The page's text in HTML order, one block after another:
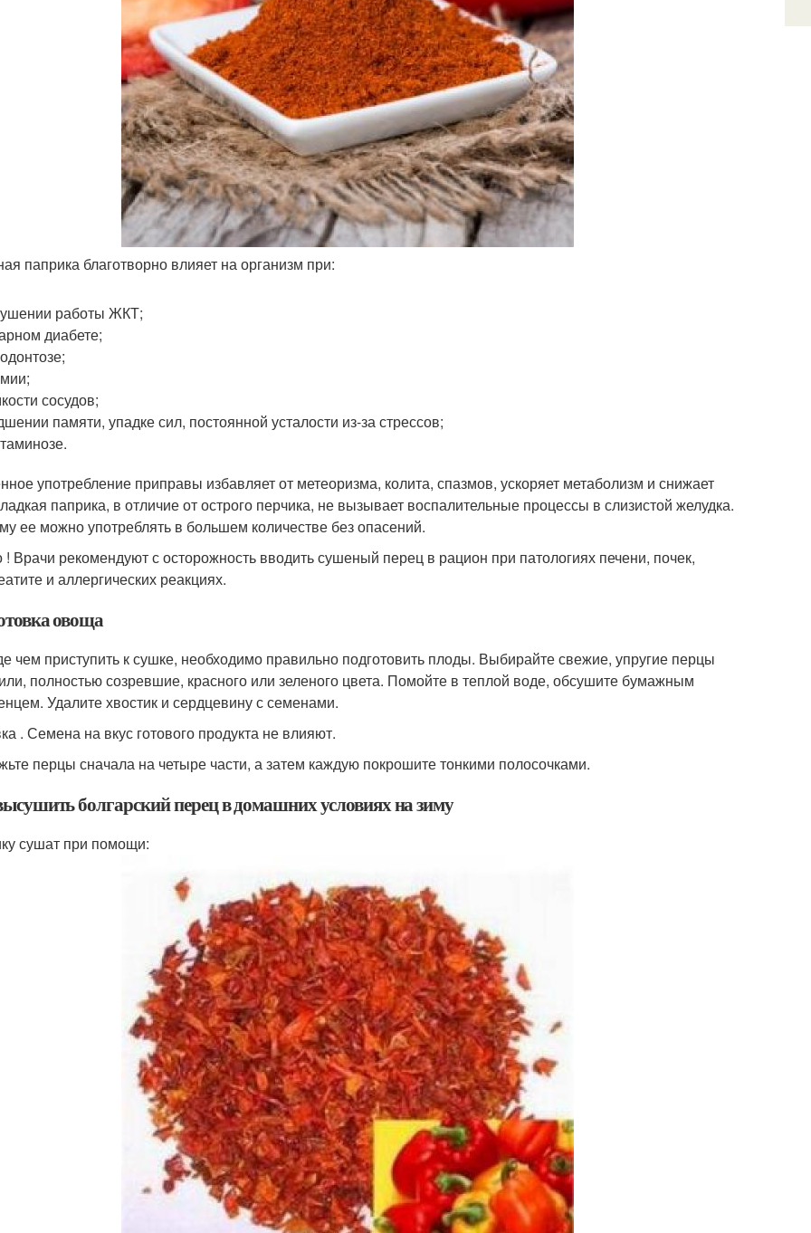
паприка благотворно влияет на организм при:
работы ЖКТ;
диабете;
сосудов;
памяти, упадке сил, постоянной усталости из-за стрессов;
употребление приправы избавляет от метеоризма, колита, спазмов, ускоряет метаболизм и снижает
паприка, в отличие от острого перчика, не вызывает воспалительные процессы в слизистой желудка.
ее можно употреблять в большем количестве без опасений.
Врачи рекомендуют с осторожность вводить сушеный перец в рацион при патологиях печени, почек,
и аллергических реакциях.
овоща
чем приступить к сушке, необходимо правильно подготовить плоды. Выбирайте свежие, упругие перцы
полностью созревшие, красного или зеленого цвета. Помойте в теплой воде, обсушите бумажным
Удалите хвостик и сердцевину с семенами.
. Семена на вкус готового продукта не влияют.
перцы сначала на четыре части, а затем каждую покрошите тонкими полосочками.
болгарский перец в домашних условиях на зиму
сушат при помощи: